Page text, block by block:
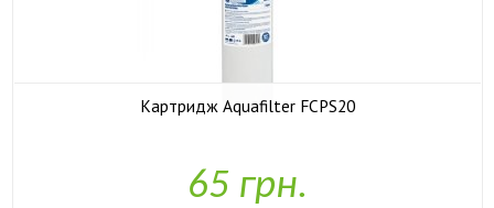
Картридж Aquafilter FCPS20
65 грн.